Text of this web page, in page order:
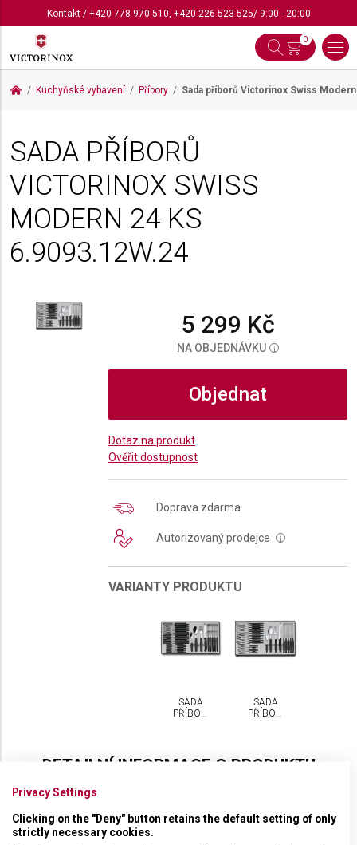
Kontakt/ +420 778 970 510, +420 226 523 525/ 9:00 - 20:00
0
Kuchyňské vybavení Příbory Sada příborů Victorinox Swiss
SADA PŘÍBORŮ
VICTORINOX SWISS
MODERN 24 KS
6.9093.12W.24
5 299 Kč
NA OBJEDNÁVKU i
Objednat
Dotaz na produkt
Ověřit dostupnost
Doprava zdarma
Autorizovaný prodejce i
VARIANTY PRODUKTU
SADA
PŘÍBORŮ
24 KS
SADA
PŘÍBORŮ
24 KS
DETAILNÍ INFORMACE O PRODUKTU
24dílná sada příborů s ergonomicky tvarovanou rukojetí z plastu v
černé barvě obsahuje 6 nožů s vlnkovanou čepelí dlouhou 12 cm, 6
vidliček, 6 lžic a 6 čajových lžiček. Příbory lze mýt v myčce.
Privacy Settings
Clicking on the "Deny" button retains the default setting of only
strictly necessary cookies.